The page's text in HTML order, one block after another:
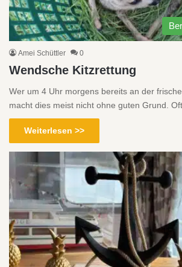
Amei Schüttler 0
Wendsche Kitzrettung
Wer um 4 Uhr morgens bereits an der
macht dies meist nicht ohne guten Grund.
Weiterlesen >>